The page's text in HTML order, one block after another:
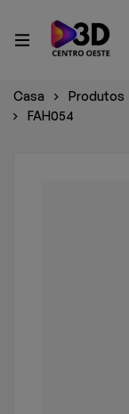
Casa Produtos
FAH054